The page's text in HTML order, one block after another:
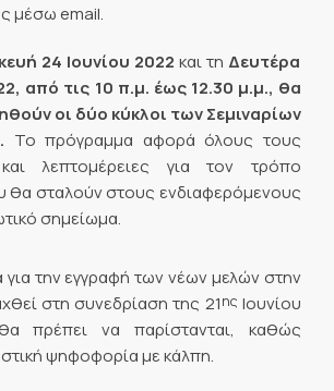
μέσω email.
24 Ιουνίου 2022 και τη Δευτέρα
από τις 10 π.μ. έως 12.30 μ.μ., θα
οι δύο κύκλοι των Σεμιναρίων
Το πρόγραμμα αφορά όλους τους
λεπτομέρειες για τον τρόπο
θα σταλούν στους ενδιαφερόμενους
σημείωμα.
την εγγραφή των νέων μελών στην
στη συνεδρίαση της 21ης Ιουνίου
πρέπει να παρίστανται, καθώς
ψηφοφορία με κάλπη.